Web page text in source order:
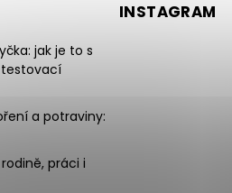
jak je to s
a potraviny:
práci i
INSTAGRAM